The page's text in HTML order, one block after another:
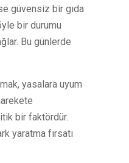
güvensiz bir gıda
bir durumu
Bu günlerde
yasalara uyum
bir faktördür.
yaratma fırsatı